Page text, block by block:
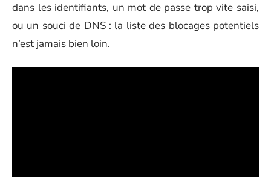
dans les identifiants, un mot de passe trop vite saisi,
ou un souci de DNS : la liste des blocages potentiels
n’est jamais bien loin.